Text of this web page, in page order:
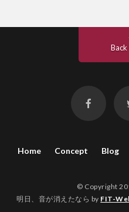
Home Concept Blog
© Copyright
明日、音が消えたなら by FIT-